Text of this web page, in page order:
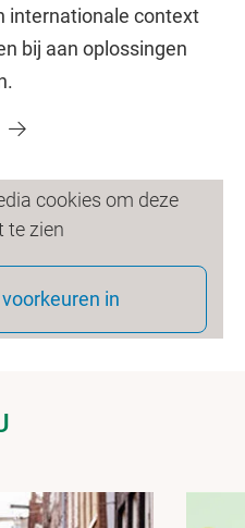
internationale context
bij aan oplossingen
cookies om deze
te zien
in